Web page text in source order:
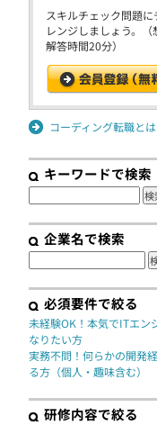
スキルチェック問題に
レンジしましょう。（
解答時間20分）
コーディング転職とは
キーワードで検索
企業名で検索
必須要件で絞る
未経験OK！本気でITエン
なりたい方
実務不問！何らかの開発
る方（個人・趣味含む）
研修内容で絞る